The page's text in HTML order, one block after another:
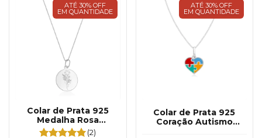
ATÉ 30% OFF
EM QUANTIDADE
Colar de Prata 925
Medalha Rosa
Desenhada
(2)
ATÉ 30% OFF
EM QUANTIDADE
Colar de Prata 925
Coração Autismo